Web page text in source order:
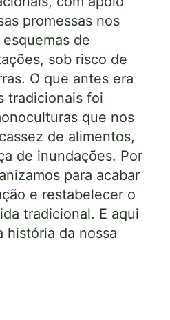
promessas nos
de
sob risco de
O que antes era
tradicionais foi
que nos
de alimentos,
de inundações. Por
para acabar
e restabelecer o
tradicional. E aqui
história da nossa